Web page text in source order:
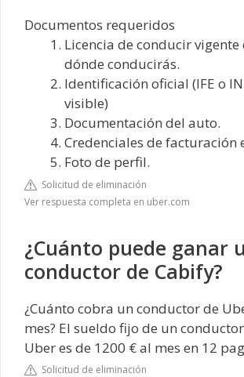
Documentos requeridos
Licencia de conducir vigente
dónde conducirás.
Identificación oficial (IFE o
visible)
Documentación del auto.
Credenciales de facturación
Foto de perfil.
Solicitud de eliminación
Ver respuesta completa en uber.com
¿Cuánto puede ganar
conductor de Cabify?
¿Cuánto cobra un conductor de
mes? El sueldo fijo de un
Uber es de 1200 € al mes en 12
Solicitud de eliminación